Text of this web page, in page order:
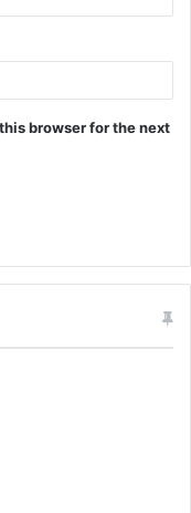
browser for the next